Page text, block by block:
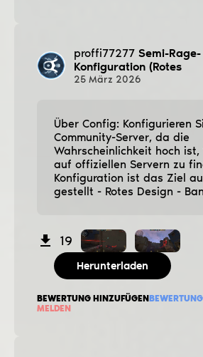
proffi77277 Semi-Rage-
Konfiguration (Rotes
25 März 2026
Über Config: Konfigurieren
Community-Server, da die
Wahrscheinlichkeit hoch ist,
auf offiziellen Servern zu
Konfiguration ist das Ziel
gestellt - Rotes Design -
19
Herunterladen
BEWERTUNG HINZUFÜGEN
MELDEN